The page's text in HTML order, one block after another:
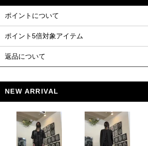
ポイントについて
ポイント5倍対象アイテム
返品について
NEW ARRIVAL